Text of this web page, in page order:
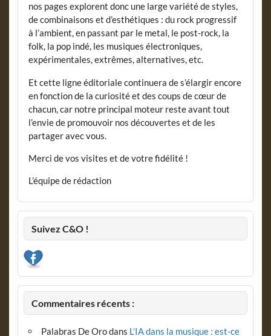
nos pages explorent donc une large variété de styles,
de combinaisons et d’esthétiques : du rock progressif
à l’ambient, en passant par le metal, le post-rock, la
folk, la pop indé, les musiques électroniques,
expérimentales, extrêmes, alternatives, etc.
Et cette ligne éditoriale continuera de s’élargir encore
en fonction de la curiosité et des coups de cœur de
chacun, car notre principal moteur reste avant tout
l’envie de promouvoir nos découvertes et de les
partager avec vous.
Merci de vos visites et de votre fidélité !
L’équipe de rédaction
Suivez C&O !
Commentaires récents :
Palabras De Orodans L’IA dans la musique : est-ce